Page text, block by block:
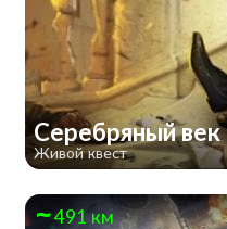
Серебряный век
Живой квест
491 км